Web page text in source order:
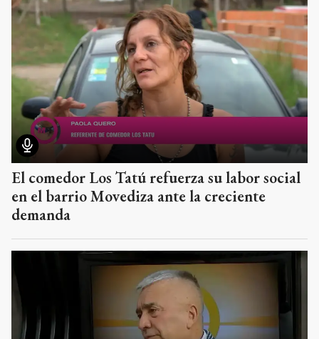
El comedor Los Tatú refuerza su labor social
en el barrio Movediza ante la creciente
demanda